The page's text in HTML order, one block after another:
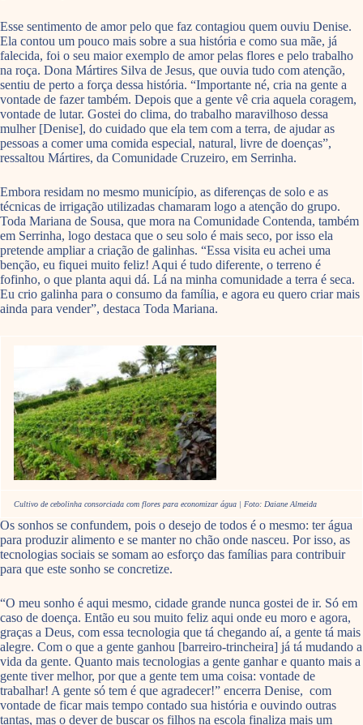
Esse sentimento de amor pelo que faz contagiou quem ouviu Denise.
Ela contou um pouco mais sobre a sua história e como sua mãe, já
falecida, foi o seu maior exemplo de amor pelas flores e pelo trabalho
na roça. Dona Mártires Silva de Jesus, que ouvia tudo com atenção,
sentiu de perto a força dessa história. “Importante né, cria na gente a
vontade de fazer também. Depois que a gente vê cria aquela coragem,
vontade de lutar. Gostei do clima, do trabalho maravilhoso dessa
mulher [Denise], do cuidado que ela tem com a terra, de ajudar as
pessoas a comer uma comida especial, natural, livre de doenças”,
ressaltou Mártires, da Comunidade Cruzeiro, em Serrinha.
Embora residam no mesmo município, as diferenças de solo e as
técnicas de irrigação utilizadas chamaram logo a atenção do grupo.
Toda Mariana de Sousa, que mora na Comunidade Contenda, também
em Serrinha, logo destaca que o seu solo é mais seco, por isso ela
pretende ampliar a criação de galinhas. “Essa visita eu achei uma
benção, eu fiquei muito feliz! Aqui é tudo diferente, o terreno é
fofinho, o que planta aqui dá. Lá na minha comunidade a terra é seca.
Eu crio galinha para o consumo da família, e agora eu quero criar mais
ainda para vender”, destaca Toda Mariana.
Cultivo de cebolinha consorciada com flores para economizar água | Foto: Daiane Almeida
Os sonhos se confundem, pois o desejo de todos é o mesmo: ter água
para produzir alimento e se manter no chão onde nasceu. Por isso, as
tecnologias sociais se somam ao esforço das famílias para contribuir
para que este sonho se concretize.
“O meu sonho é aqui mesmo, cidade grande nunca gostei de ir. Só em
caso de doença. Então eu sou muito feliz aqui onde eu moro e agora,
graças a Deus, com essa tecnologia que tá chegando aí, a gente tá mais
alegre. Com o que a gente ganhou [barreiro-trincheira] já tá mudando a
vida da gente. Quanto mais tecnologias a gente ganhar e quanto mais a
gente tiver melhor, por que a gente tem uma coisa: vontade de
trabalhar! A gente só tem é que agradecer!” encerra Denise, com
vontade de ficar mais tempo contado sua história e ouvindo outras
tantas, mas o dever de buscar os filhos na escola finaliza mais um